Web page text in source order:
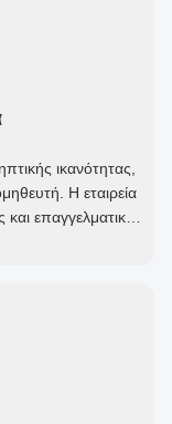
ικανότητας,
Η εταιρεία
επαγγελματικό